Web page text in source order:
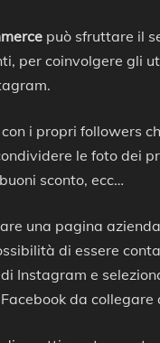
può sfruttare il
per coinvolgere gli
i propri followers
le foto dei
sconto, ecc…
una pagina
di essere
Instagram e
da collegare